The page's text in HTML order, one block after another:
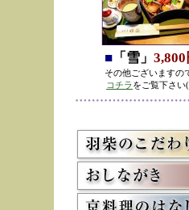
■ 「雪」
その他ございますの
コチラ をご覧下さい